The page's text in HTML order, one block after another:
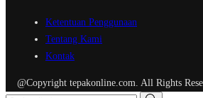
Ketentuan Penggunaan
Tentang Kami
Kontak
@Copyright tepakonline.com. All Rights